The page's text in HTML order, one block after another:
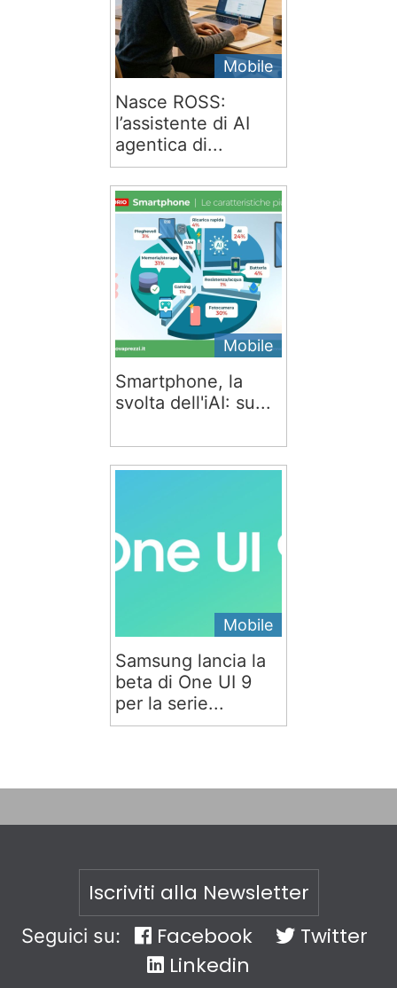
Mobile
Nasce ROSS:
l’assistente di AI
agentica di...
Mobile
Smartphone, la
svolta dell'iAI: su...
Mobile
Samsung lancia la
beta di One UI 9
per la serie...
Iscriviti alla Newsletter
Seguici su: Facebook
Twitter
Linkedin